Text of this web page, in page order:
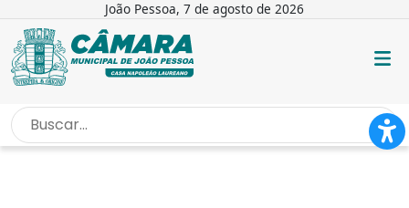
João Pessoa, 7 de agosto de 2026
INÍCIO /